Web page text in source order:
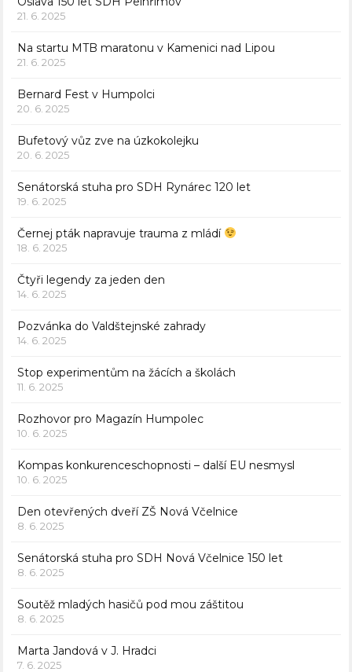
21. 6. 2025
Na startu MTB maratonu v Kamenici nad Lipou
21. 6. 2025
Bernard Fest v Humpolci
20. 6. 2025
Bufetový vůz zve na úzkokolejku
20. 6. 2025
Senátorská stuha pro SDH Rynárec 120 let
19. 6. 2025
Černej pták napravuje trauma z mládí
18. 6. 2025
Čtyři legendy za jeden den
14. 6. 2025
Pozvánka do Valdštejnské zahrady
14. 6. 2025
Stop experimentům na žácích a školách
11. 6. 2025
Rozhovor pro Magazín Humpolec
10. 6. 2025
Kompas konkurenceschopnosti – další EU nesmysl
10. 6. 2025
Den otevřených dveří ZŠ Nová Včelnice
8. 6. 2025
Senátorská stuha pro SDH Nová Včelnice 150 let
8. 6. 2025
Soutěž mladých hasičů pod mou záštitou
8. 6. 2025
Marta Jandová v J. Hradci
7. 6. 2025